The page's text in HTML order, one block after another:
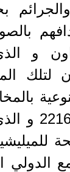
و
لتلك
الأمن
الدولي